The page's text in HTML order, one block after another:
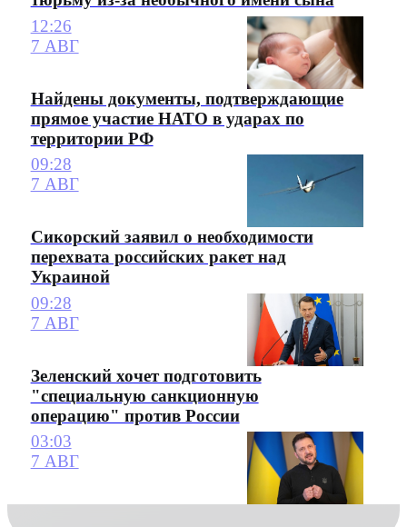
12:26
7 АВГ
Найдены документы, подтверждающие
прямое участие НАТО в ударах по
территории РФ
09:28
7 АВГ
Сикорский заявил о необходимости
перехвата российских ракет над
Украиной
09:28
7 АВГ
Зеленский хочет подготовить
"специальную санкционную
операцию" против России
03:03
7 АВГ